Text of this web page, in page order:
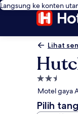
Langsung ke konten
Lihat
Properti
bintang
2.5
Motel gaya
Pilih